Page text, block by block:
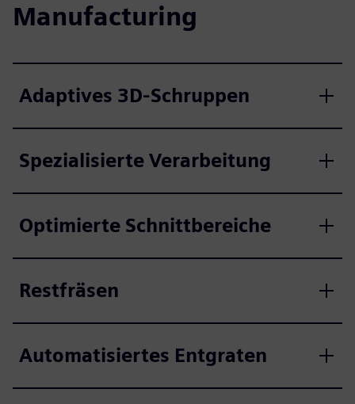
Manufacturing
Adaptives 3D-Schruppen
Spezialisierte Verarbeitung
Optimierte Schnittbereiche
Restfräsen
Automatisiertes Entgraten